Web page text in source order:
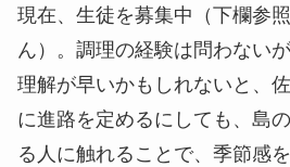
現在、生徒を募集中（下欄参
ん）。調理の経験は問わない
理解が早いかもしれないと、
に進路を定めるにしても、島
る人に触れることで、季節感